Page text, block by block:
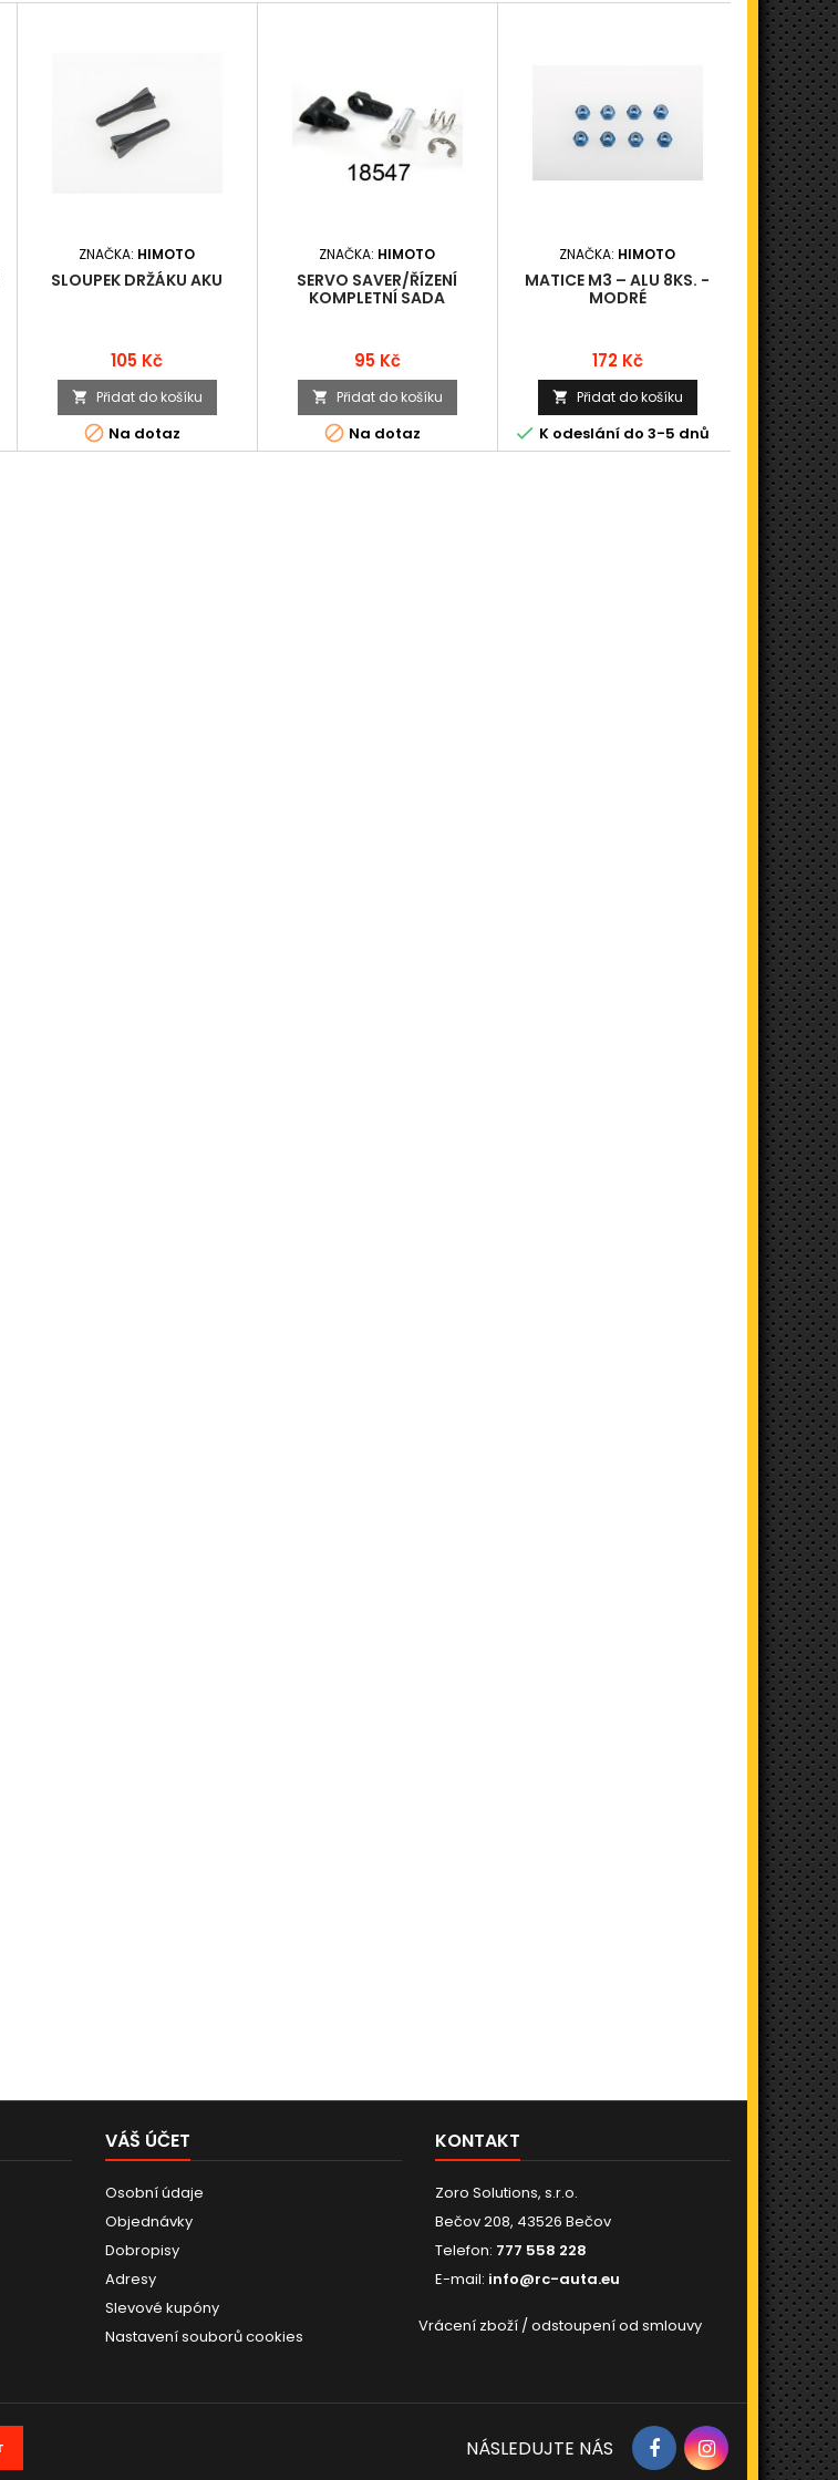
ZNAČKA: HIMOTO
SLOUPEK DRŽÁKU AKU
Cena
105 Kč
 Přidat do košíku
 Na dotaz
ZNAČKA: HIMOTO
SERVO SAVER/ŘÍZENÍ
KOMPLETNÍ SADA
Cena
95 Kč
 Přidat do košíku
 Na dotaz
ZNAČKA: HIMOTO
MATICE M3 – ALU 8KS. -
MODRÉ
Cena
172 Kč
 Přidat do košíku
 K odeslání do 3-5 dnů
DRŽÁK/


VÁŠ ÚČET
Osobní údaje
Objednávky
Dobropisy
Adresy
Slevové kupóny
Nastavení souborů cookies
KONTAKT
Zoro Solutions, s.r.o.
Bečov 208, 43526 Bečov
Telefon: 777 558 228
E-mail: info@rc-auta.eu
Vrácení zboží / odstoupení od smlouvy
NÁSLEDUJTE NÁS